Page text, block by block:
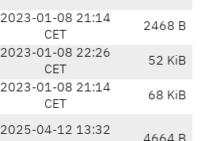
2023-01-08 21:14
CET
2468 B
2023-01-08 22:26
CET
52 KiB
2023-01-08 21:14
CET
68 KiB
2025-04-12 13:32